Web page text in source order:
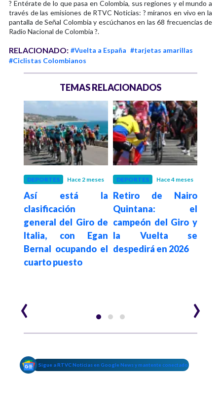
? Entérate de lo que pasa en Colombia, sus regiones y el mundo a
través de las emisiones de RTVC Noticias: ? míranos en vivo en la
pantalla de Señal Colombia y escúchanos en las 68 frecuencias de
Radio Nacional de Colombia ?.
RELACIONADO: #Vuelta a España #tarjetas amarillas
#Ciclistas Colombianos
TEMAS RELACIONADOS
DEPORTES Hace 2 meses
Así está la
clasificación
general del Giro de
Italia, con Egan
Bernal ocupando el
cuarto puesto
DEPORTES Hace 4 meses
Retiro de Nairo
Quintana: el
campeón del Giro y
la Vuelta se
despedirá en 2026
‹ ›
Sigue a RTVC Noticias en Google News y mantente conectado